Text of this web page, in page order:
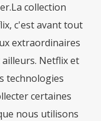
collection
c'est avant tout
extraordinaires
Netflix et
technologies
certaines
nous utilisons